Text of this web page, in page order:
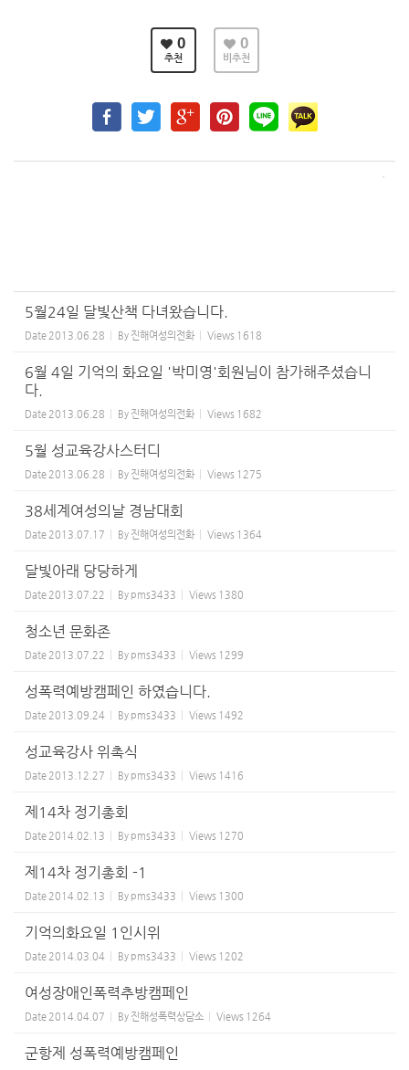
0
추천
0
비추천
5월24일 달빛산책 다녀왔습니다.
Date 2013.06.28 By 진해여성의전화 Views 1618
6월 4일 기억의 화요일 '박미영'회원님이 참가해주셨습니
다.
Date 2013.06.28 By 진해여성의전화 Views 1682
5월 성교육강사스터디
Date 2013.06.28 By 진해여성의전화 Views 1275
38세계여성의날 경남대회
Date 2013.07.17 By 진해여성의전화 Views 1364
달빛아래 당당하게
Date 2013.07.22 By pms3433 Views 1380
청소년 문화존
Date 2013.07.22 By pms3433 Views 1299
성폭력예방캠페인 하였습니다.
Date 2013.09.24 By pms3433 Views 1492
성교육강사 위촉식
Date 2013.12.27 By pms3433 Views 1416
제14차 정기총회
Date 2014.02.13 By pms3433 Views 1270
제14차 정기총회 -1
Date 2014.02.13 By pms3433 Views 1300
기억의화요일 1인시위
Date 2014.03.04 By pms3433 Views 1202
여성장애인폭력추방캠페인
Date 2014.04.07 By 진해성폭력상담소 Views 1264
군항제 성폭력예방캠페인